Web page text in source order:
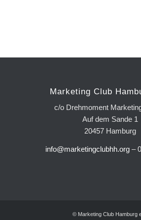
Marketing Club
c/o Drehmoment
Auf dem Sande 1
20457 Hamburg
info@marketingclubhh.org –
© Marketing Club Hamburg